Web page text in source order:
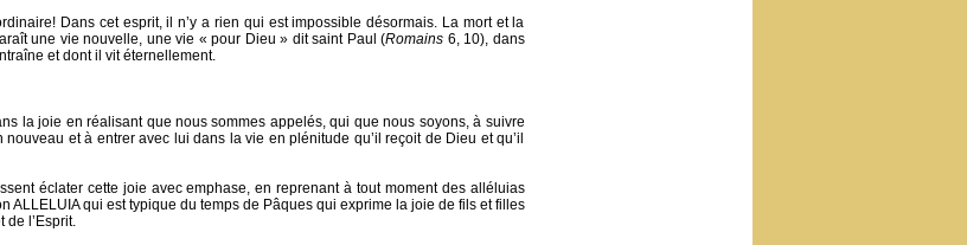
Dans cet esprit, il n’y a rien qui est impossible désormais. La mort et la
une vie nouvelle, une vie « pour Dieu » dit saint Paul (Romains 6, 10), dans
et dont il vit éternellement.
la joie en réalisant que nous sommes appelés, qui que nous soyons, à suivre
nouveau et à entrer avec lui dans la vie en plénitude qu’il reçoit de Dieu et qu’il
éclater cette joie avec emphase, en reprenant à tout moment des alléluias
ALLELUIA qui est typique du temps de Pâques qui exprime la joie de fils et filles
de l’Esprit.